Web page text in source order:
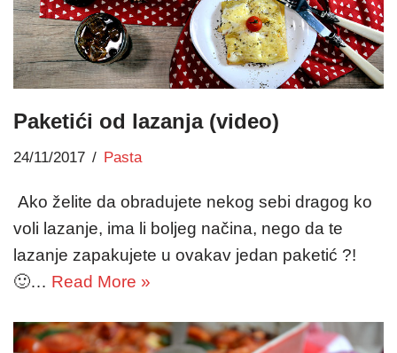
Paketići od lazanja (video)
24/11/2017 Pasta
Ako želite da obradujete nekog sebi dragog ko
voli lazanje, ima li boljeg načina, nego da te
lazanje zapakujete u ovakav jedan paketić ?!
🙂… Read More »